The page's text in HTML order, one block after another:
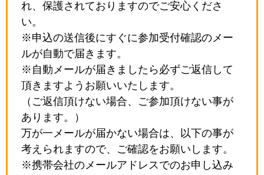
れ、保護されておりますのでご安心くださ
い。
※申込の送信後にすぐに参加受付確認のメー
ルが自動で届きます。
※自動メールが届きましたら必ずご返信して
頂きますようお願いいたします。
（ご返信頂けない場合、ご参加頂けない事が
あります。）
万が一メールが届かない場合は、以下の事が
考えられますので、ご確認をお願いします。
※携帯会社のメールアドレスでのお申し込み